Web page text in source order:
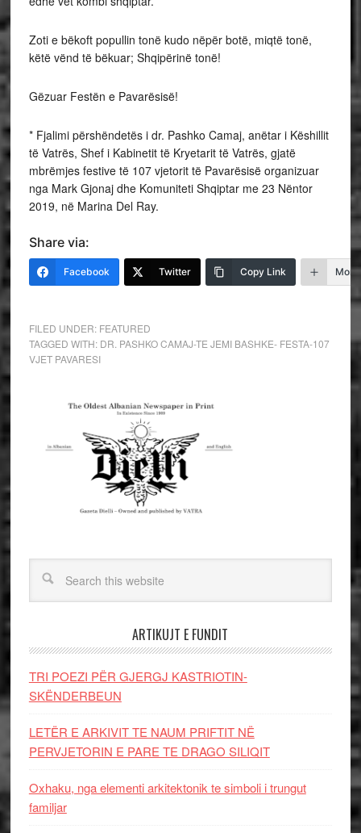
Zoti e bëkoft popullin tonë kudo nëpër botë, miqtë tonë,
këtë vënd të bëkuar; Shqipërinë tonë!
Gëzuar Festën e Pavarësisë!
* Fjalimi përshëndetës i dr. Pashko Camaj, anëtar i Këshillit
të Vatrës, Shef i Kabinetit të Kryetarit të Vatrës, gjatë
mbrëmjes festive të 107 vjetorit të Pavarësisë organizuar
nga Mark Gjonaj dhe Komuniteti Shqiptar me 23 Nëntor
2019, në Marina Del Ray.
Share via:
Facebook Twitter Copy Link More
FILED UNDER: FEATURED
TAGGED WITH: DR. PASHKO CAMAJ-TE JEMI BASHKE- FESTA-107
VJET PAVARESI
ARTIKUJT E FUNDIT
TRI POEZI PËR GJERGJ KASTRIOTIN-
SKËNDERBEUN
LETËR E ARKIVIT TE NAUM PRIFTIT NË
PERVJETORIN E PARE TE DRAGO SILIQIT
Oxhaku, nga elementi arkitektonik te simboli i trungut
familjar